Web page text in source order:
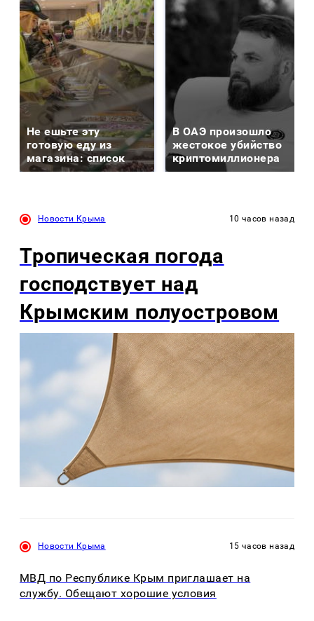
Не ешьте эту
готовую еду из
магазина: список
В ОАЭ произошло
жестокое убийство
криптомиллионера
Новости Крыма 10 часов назад
Тропическая погода
господствует над
Крымским полуостровом
Новости Крыма 15 часов назад
МВД по Республике Крым приглашает на
службу. Обещают хорошие условия